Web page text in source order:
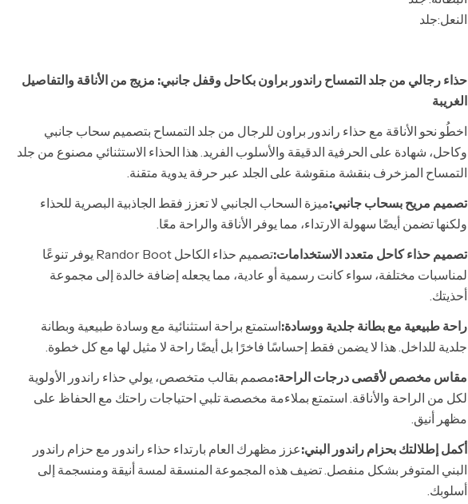
النعل:جلد
حذاء رجالي من جلد التمساح راندور براون بكاحل وقفل جانبي: مزيج من الأناقة والتفاصيل
الغريبة
اخطُو نحو الأناقة مع حذاء راندور براون للرجال من جلد التمساح بتصميم سحاب جانبي
وكاحل، شهادة على الحرفية الدقيقة والأسلوب الفريد. هذا الحذاء الاستثنائي مصنوع من جلد
التمساح المزخرف بنقشة منقوشة على الجلد عبر حرفة يدوية متقنة.
تصميم مريح بسحاب جانبي:ميزة السحاب الجانبي لا تعزز فقط الجاذبية البصرية للحذاء
ولكنها تضمن أيضًا سهولة الارتداء، مما يوفر الأناقة والراحة معًا.
تصميم حذاء كاحل متعدد الاستخدامات:
تصميم حذاء الكاحل Randor Boot يوفر تنوعًا
لمناسبات مختلفة، سواء كانت رسمية أو عادية، مما يجعله إضافة خالدة إلى مجموعة
أحذيتك.
راحة طبيعية مع بطانة جلدية ووسادة:استمتع براحة استثنائية مع وسادة طبيعية وبطانة
جلدية للداخل. هذا لا يضمن فقط إحساسًا فاخرًا بل أيضًا راحة لا مثيل لها مع كل خطوة.
مقاس مخصص لأقصى درجات الراحة:مصمم بقالب متخصص، يولي حذاء راندور الأولوية
لكل من الراحة والأناقة. استمتع بملاءمة مخصصة تلبي احتياجات راحتك مع الحفاظ على
مظهر أنيق.
أكمل إطلالتك بحزام راندور البني:عزز مظهرك العام بارتداء حذاء راندور مع حزام راندور
البني المتوفر بشكل منفصل. تضيف هذه المجموعة المنسقة لمسة أنيقة ومنسجمة إلى
أسلوبك.